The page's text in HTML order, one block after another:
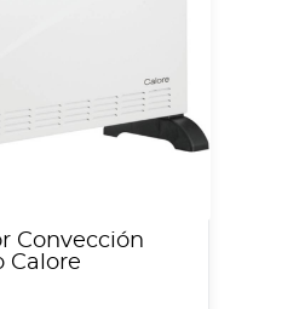
Convección
Calore